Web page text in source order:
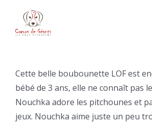
content
Cette belle boubounette LOF est
bébé de 3 ans, elle ne connaît pas
Nouchka adore les pitchounes et
jeux. Nouchka aime juste un peu